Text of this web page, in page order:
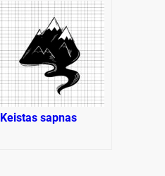
Keistas sapnas